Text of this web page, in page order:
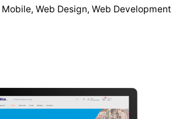
Mobile Web Design Web Development